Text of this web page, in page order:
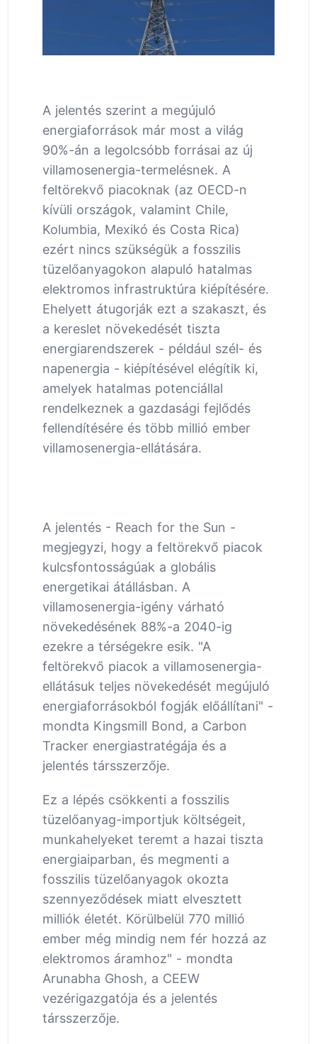
A jelentés szerint a megújuló
energiaforrások már most a világ
90%-án a legolcsóbb forrásai az új
villamosenergia-termelésnek. A
feltörekvő piacoknak (az OECD-n
kívüli országok, valamint Chile,
Kolumbia, Mexikó és Costa Rica)
ezért nincs szükségük a fosszilis
tüzelőanyagokon alapuló hatalmas
elektromos infrastruktúra kiépítésére.
Ehelyett átugorják ezt a szakaszt, és
a kereslet növekedését tiszta
energiarendszerek - például szél- és
napenergia - kiépítésével elégítik ki,
amelyek hatalmas potenciállal
rendelkeznek a gazdasági fejlődés
fellendítésére és több millió ember
villamosenergia-ellátására.
A jelentés - Reach for the Sun -
megjegyzi, hogy a feltörekvő piacok
kulcsfontosságúak a globális
energetikai átállásban. A
villamosenergia-igény várható
növekedésének 88%-a 2040-ig
ezekre a térségekre esik. "A
feltörekvő piacok a villamosenergia-
ellátásuk teljes növekedését megújuló
energiaforrásokból fogják előállítani" -
mondta Kingsmill Bond, a Carbon
Tracker energiastratégája és a
jelentés társszerzője.
Ez a lépés csökkenti a fosszilis
tüzelőanyag-importjuk költségeit,
munkahelyeket teremt a hazai tiszta
energiaiparban, és megmenti a
fosszilis tüzelőanyagok okozta
szennyeződések miatt elvesztett
milliók életét. Körülbelül 770 millió
ember még mindig nem fér hozzá az
elektromos áramhoz" - mondta
Arunabha Ghosh, a CEEW
vezérigazgatója és a jelentés
társszerzője.